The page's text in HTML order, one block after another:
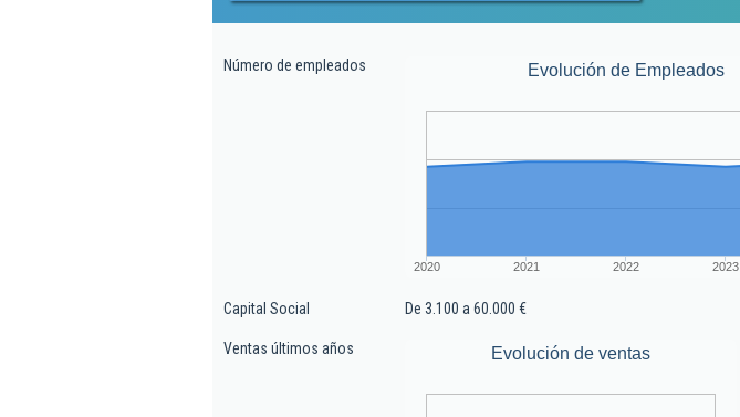
Número de empleados Evolución de Empleados
2020 2021 2022 2023
Capital Social De 3.100 a 60.000 €
Ventas últimos años Evolución de ventas